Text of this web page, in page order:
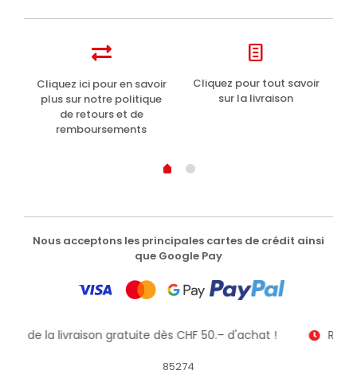
Cliquez ici pour en savoir
plus sur notre politique
de retours et de
remboursements
Cliquez pour tout savoir
sur la livraison
Nous acceptons les principales cartes de crédit ainsi
que Google Pay
de la livraison gratuite dès CHF 50.– d'achat !
85274